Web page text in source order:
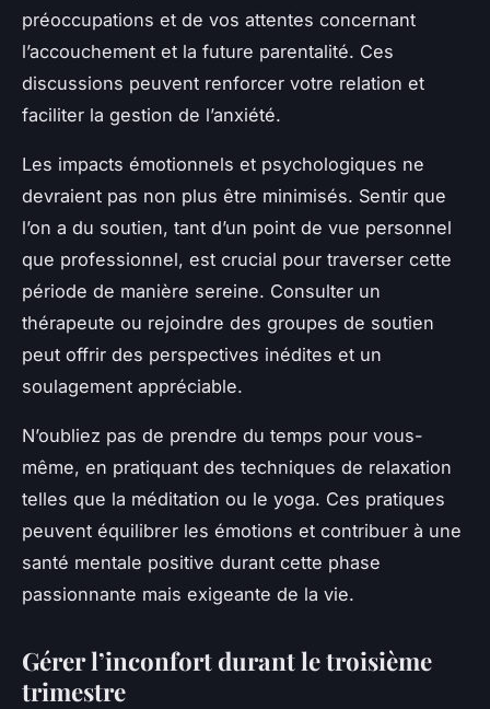
préoccupations et de vos attentes concernant
l’accouchement et la future parentalité. Ces
discussions peuvent renforcer votre relation et
faciliter la gestion de l’anxiété.
Les impacts émotionnels et psychologiques ne
devraient pas non plus être minimisés. Sentir que
l’on a du soutien, tant d’un point de vue personnel
que professionnel, est crucial pour traverser cette
période de manière sereine. Consulter un
thérapeute ou rejoindre des groupes de soutien
peut offrir des perspectives inédites et un
soulagement appréciable.
N’oubliez pas de prendre du temps pour vous-
même, en pratiquant des techniques de relaxation
telles que la méditation ou le yoga. Ces pratiques
peuvent équilibrer les émotions et contribuer à une
santé mentale positive durant cette phase
passionnante mais exigeante de la vie.
Gérer l’inconfort durant le troisième
trimestre